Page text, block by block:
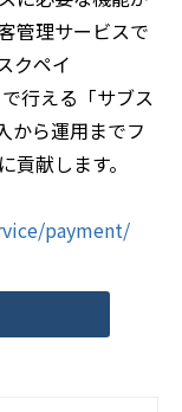
管理サービスで
クペイ
行える「サブス
から運用までフ
献します。
payment/